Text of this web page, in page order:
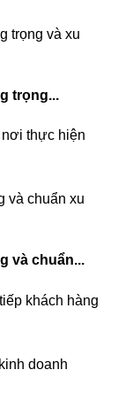
trọng...
thực hiện
và chuẩn...
khách hàng